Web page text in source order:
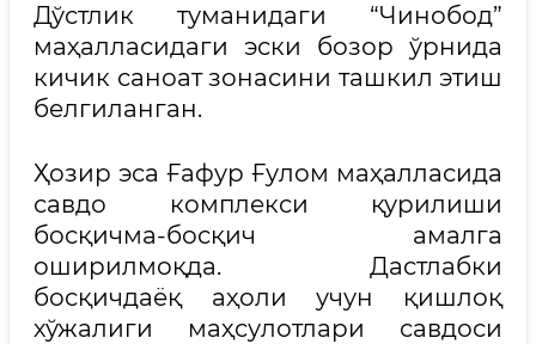
Дўстлик туманидаги “Чинобод”
маҳалласидаги эски бозор ўрнида
кичик саноат зонасини ташкил этиш
белгиланган.
Ҳозир эса Ғафур Ғулом маҳалласида
савдо комплекси қурилиши
босқичма-босқич амалга
оширилмоқда. Дастлабки
босқичдаёқ аҳоли учун қишлоқ
хўжалиги маҳсулотлари савдоси